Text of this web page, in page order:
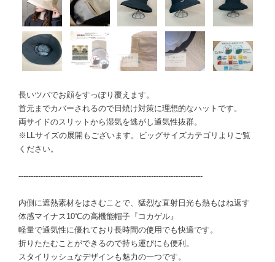
長いツバでお顔をすっぽり覆えます。
首元までカバーされるので日焼け対策に理想的なハットです。
両サイドのスリットから湿気を逃がし通気性抜群。
※LLサイズの展開もございます。ビッグサイズカテゴリよりご覧
ください。
---------------------------------------------------------------------------
内側に遮熱素材をはさむことで、猛烈な直射日光も熱もはね返す
体感マイナス10℃の高機能帽子『コカゲル』
軽量で通気性に優れており長時間の使用でも快適です。
折りたたむことができるので持ち運びにも便利。
スタイリッシュなデザインも魅力の一つです。